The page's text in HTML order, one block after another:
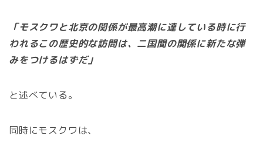
「モスクワと北京の関係が最高潮に達している時に行
われるこの歴史的な訪問は、二国間の関係に新たな弾
みをつけるはずだ」
と述べている。
同時にモスクワは、